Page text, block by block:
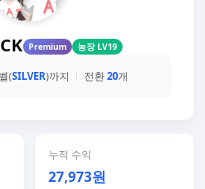
Premium 농장 LV19
(SILVER)까지 전환20개
누적 수익
27,973원